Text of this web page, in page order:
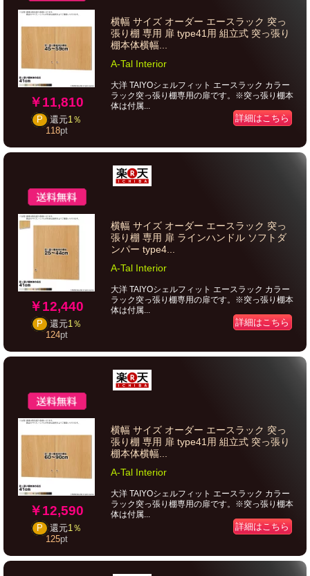
￥11,810
P 還元1％
118pt
横幅 サイズ オーダー エースラック 突っ
張り棚 専用 扉 type41用 組立式 突っ張り
棚本体横幅...
A-Tal Interior
大洋 TAIYOシェルフィット エースラック カラー
ラック突っ張り棚専用の扉です。※突っ張り棚本
体は付属...
詳細はこちら
￥12,440
P 還元1％
124pt
横幅 サイズ オーダー エースラック 突っ
張り棚 専用 扉 ラインハンドル ソフトダ
ンパー type4...
A-Tal Interior
大洋 TAIYOシェルフィット エースラック カラー
ラック突っ張り棚専用の扉です。※突っ張り棚本
体は付属...
詳細はこちら
￥12,590
P 還元1％
125pt
横幅 サイズ オーダー エースラック 突っ
張り棚 専用 扉 type41用 組立式 突っ張り
棚本体横幅...
A-Tal Interior
大洋 TAIYOシェルフィット エースラック カラー
ラック突っ張り棚専用の扉です。※突っ張り棚本
体は付属...
詳細はこちら